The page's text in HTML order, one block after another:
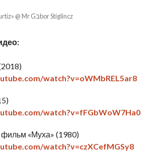
Кадр из фильма «Curtiz» @ Mr Gבbor Stiglincz
watch?v=oWMbREL5ar8
watch?v=fFGbWoW7Ha0
«Муха» (1980)
watch?v=czXCefMGSy8